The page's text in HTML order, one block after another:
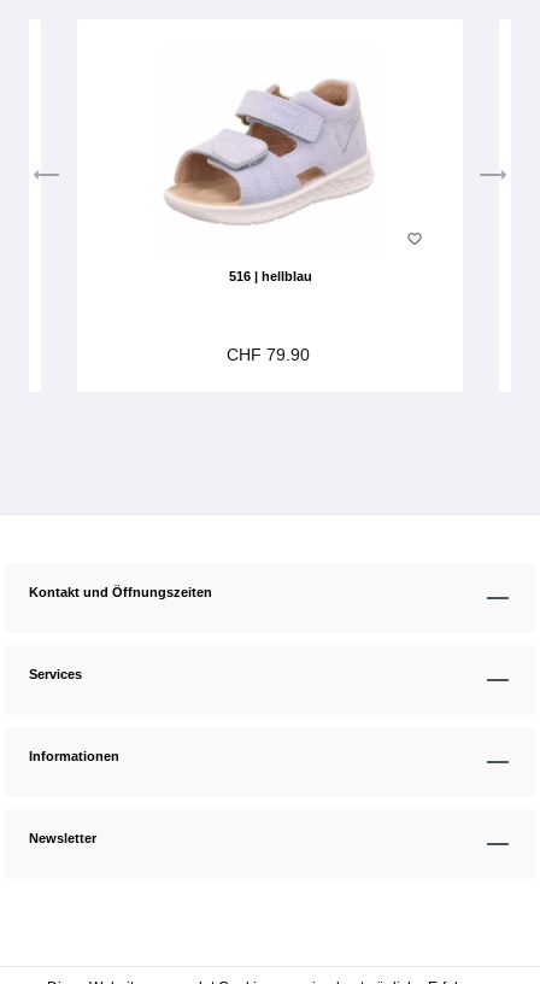
516 | hellblau
CHF 79.90
Kontakt und Öffnungszeiten
Services
Informationen
Newsletter